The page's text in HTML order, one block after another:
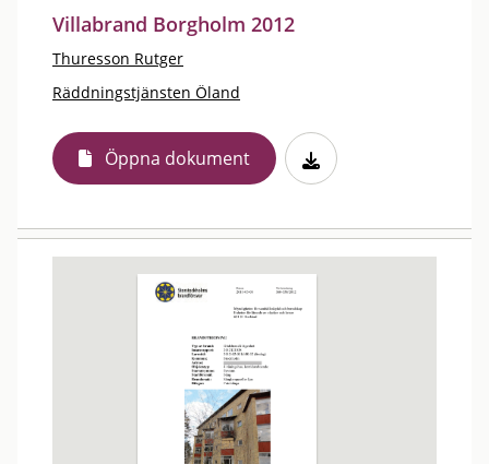
Villabrand Borgholm 2012
Thuresson Rutger
Räddningstjänsten Öland
Öppna dokument